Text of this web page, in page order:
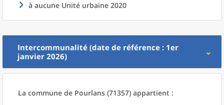
à aucune Unité urbaine 2020
Intercommunalité (date de référence : 1er
janvier 2026)
La commune de Pourlans (71357) appartient :